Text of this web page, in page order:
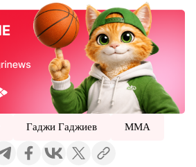
Гаджи Гаджиев ММА